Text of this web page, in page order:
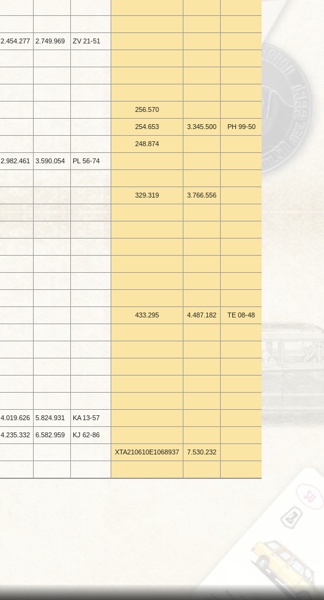
2.454.277 2.749.969 ZV 21-51
256.570
254.653 3.345.500 PH 99-50
248.874
2.982.461 3.590.054 PL 56-74
329.319 3.766.556
433.295 4.487.182 TE 08-48
4.019.626 5.824.931 KA 13-57
4.235.332 6.582.959 KJ 62-86
XTA210610E1068937 7.530.232